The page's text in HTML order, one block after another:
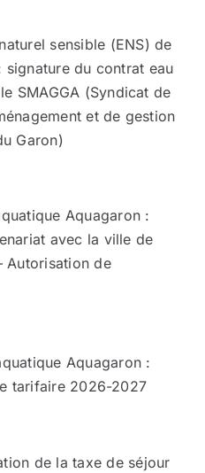
sensible (ENS) de
signature du contrat eau
SMAGGA (Syndicat de
et de gestion
Garon)
Aquagaron :
avec la ville de
Autorisation de
Aquagaron :
tarifaire 2026-2027
de la taxe de séjour